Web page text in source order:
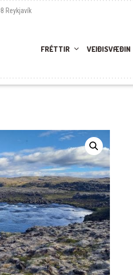
Reykjavík
FRÉTTIR VEIÐISVÆÐIN